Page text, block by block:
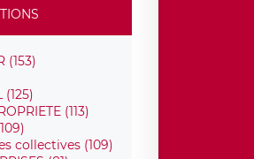
(153)
(125)
(113)
collectives (109)